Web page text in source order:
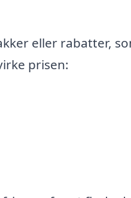
eller rabatter,
prisen: